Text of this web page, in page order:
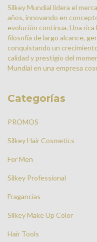
Silkey Mundial lidera el
años, innovando en
evolución continua. Una
filosofía de largo alcance,
conquistando un
calidad y prestigio del
Mundial en una empresa
Categorías
PROMOS
Silkey Hair Cosmetics
For Men
Silkey Professional
Fragancias
Silkey Make Up Color
Hair Tools